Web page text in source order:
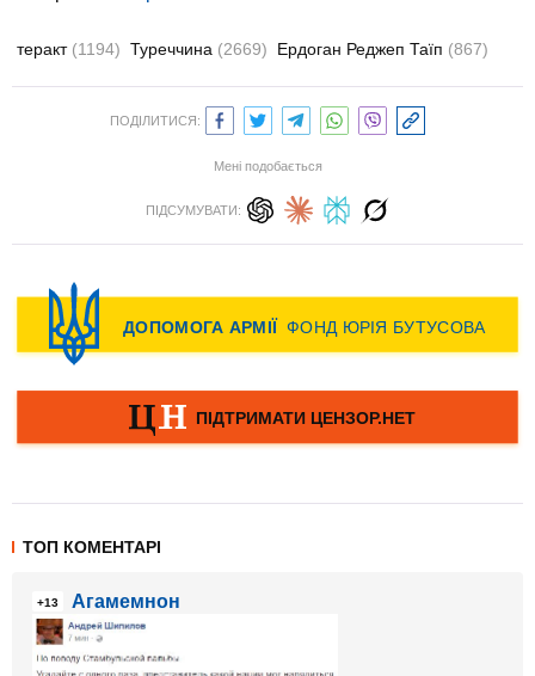
теракт (1194) Туреччина (2669) Ердоган Реджеп Таїп (867)
ПОДІЛИТИСЯ:
Мені подобається
ПІДСУМУВАТИ:
ТОП КОМЕНТАРІ
+13 Агамемнон